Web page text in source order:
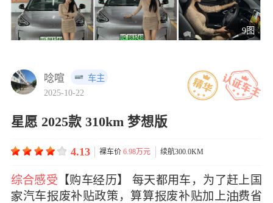
9图
唸喧
车主
2025-10-22
星愿 2025款 310km 梦想版
4.13 裸车价6.98万元 续航300.0KM
综合感受 【购车历】 每天都用车，为了赶上国
汽车废补贴政策，算算废补贴加上费省